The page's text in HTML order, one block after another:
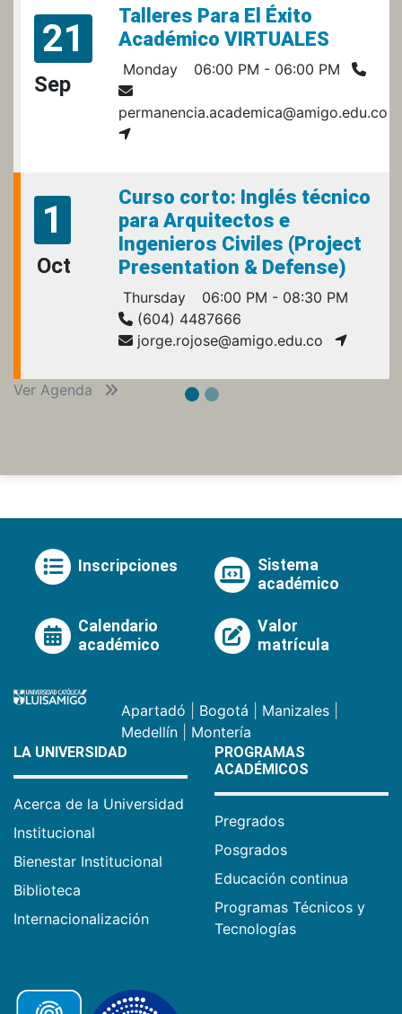
21
Sep
Talleres Para El Éxito
Académico VIRTUALES
Monday 06:00 PM - 06:00 PM
permanencia.academica@amigo.edu.co
1
Oct
Curso corto: Inglés técnico
para Arquitectos e
Ingenieros Civiles (Project
Presentation & Defense)
Thursday
06:00 PM - 08:30 PM
(604) 4487666
jorge.rojose@amigo.edu.co
Ver Agenda
Inscripciones
Sistema
académico
Calendario
académico
Valor
matrícula
Apartadó Bogotá Manizales
Medellín
Montería
LA UNIVERSIDAD
Acerca de la Universidad
Institucional
Bienestar Institucional
Biblioteca
Internacionalización
PROGRAMAS
ACADÉMICOS
Pregrados
Posgrados
Educación continua
Programas Técnicos y
Tecnologías